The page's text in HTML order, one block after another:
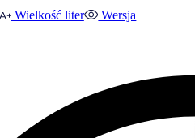
Wielkość liter
Wersja